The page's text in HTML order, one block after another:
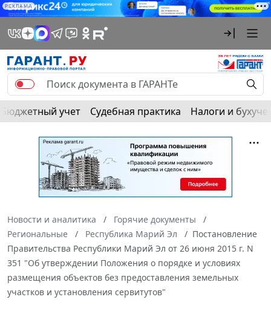
РЕКЛАМА
Бюджетный учет Судебная практика Налоги и
Новости и аналитика
Горячие документы
Региональные
Республика Марий Эл
Постановление
Правительства Республики Марий Эл от 26 июня 2015 г. N
351 "Об утверждении Положения о порядке и условиях
размещения объектов без предоставления земельных
участков и установления сервитутов"